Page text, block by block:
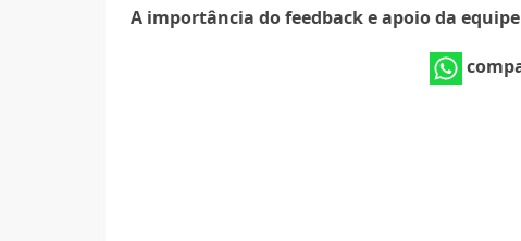
A importância do feedback e apoio da equipe